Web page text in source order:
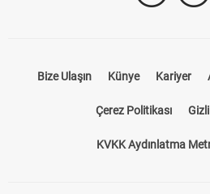
Bize Ulaşın Künye Kariyer
Çerez Politikası
KVKK Aydınlatma